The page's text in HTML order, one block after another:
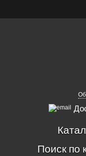
Поиск по